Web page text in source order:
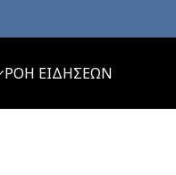
ΡΟΗ ΕΙΔΗΣΕΩΝ